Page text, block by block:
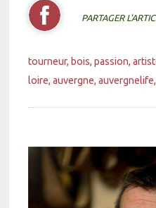
PARTAGER
tourneur bois passion
loire auvergne auvergnelife